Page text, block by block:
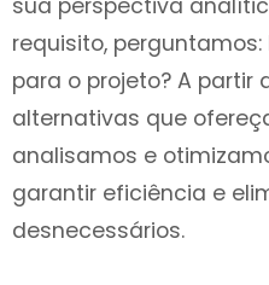
sua perspectiva
requisito,
para o projeto? A partir
alternativas que
analisamos e
garantir eficiência e
desnecessários.